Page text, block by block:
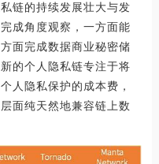
链的持续发展壮大与发
成角度观察，一方面能
面完成数据商业秘密储
的个人隐私链专注于将
人隐私保护的成本费，
面纯天然地兼容链上数